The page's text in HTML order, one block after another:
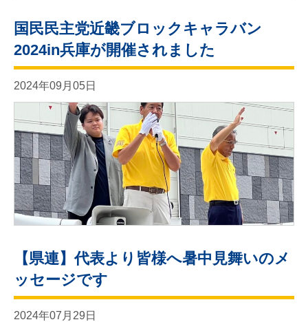
国民民主党近畿ブロックキャラバン
2024in兵庫が開催されました
2024年09月05日
【県連】代表より皆様へ暑中見舞いのメ
ッセージです
2024年07月29日